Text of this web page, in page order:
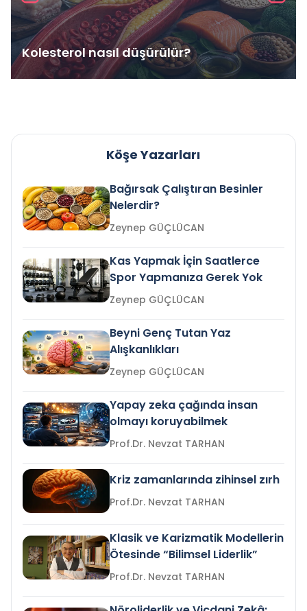
Kolesterol nasıl düşürülür?
Köşe Yazarları
Bağırsak Çalıştıran Besinler
Nelerdir?
Zeynep GÜÇLÜCAN
Kas Yapmak İçin Saatlerce
Spor Yapmanıza Gerek Yok
Zeynep GÜÇLÜCAN
Beyni Genç Tutan Yaz
Alışkanlıkları
Zeynep GÜÇLÜCAN
Yapay zeka çağında insan
olmayı koruyabilmek
Prof.Dr. Nevzat TARHAN
Kriz zamanlarında zihinsel zırh
Prof.Dr. Nevzat TARHAN
Klasik ve Karizmatik Modellerin
Ötesinde “Bilimsel Liderlik”
Prof.Dr. Nevzat TARHAN